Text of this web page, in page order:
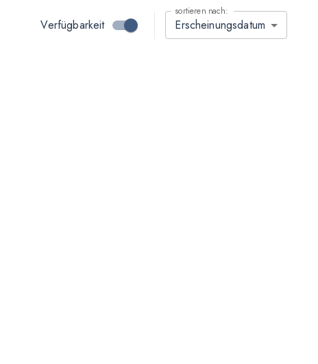
Verfügbarkeit
sortieren nach:
Erscheinungsdatum